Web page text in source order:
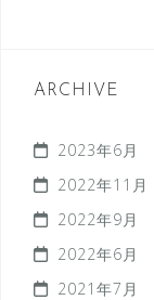
ARCHIVE
2023年6月
2022年11月
2022年9月
2022年6月
2021年7月